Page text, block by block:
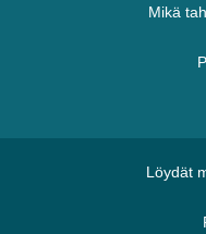
Mikä
Löydät